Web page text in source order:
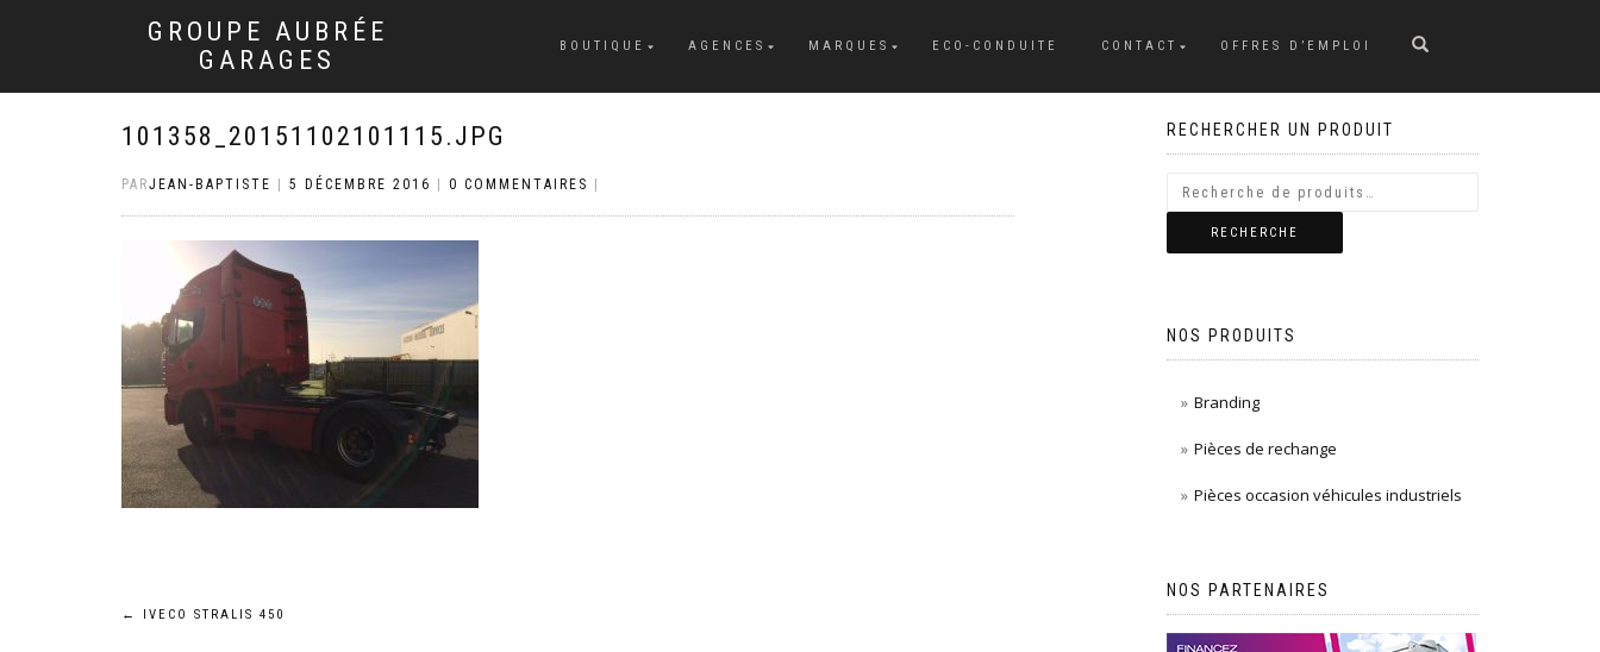
GROUPE AUBRÉE
GARAGES
BOUTIQUE AGENCES MARQUES ECO-CONDUITE CONTACT OFFRES D’EMPLOI
101358_20151102101115.JPG
PARJEAN-BAPTISTE 5 DÉCEMBRE 2016 0 COMMENTAIRES
Navigation
← IVECO STRALIS 450
RECHERCHER UN PRODUIT
RECHERCHE
NOS PRODUITS
Branding
Pièces de rechange
Pièces occasion véhicules industriels
NOS PARTENAIRES